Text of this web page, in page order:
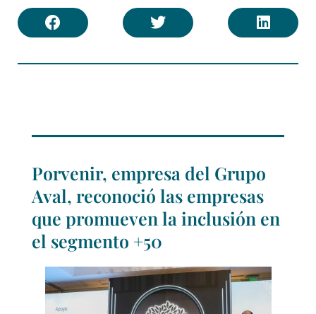
Porvenir, empresa del Grupo
Aval, reconoció las empresas
que promueven la inclusión en
el segmento +50